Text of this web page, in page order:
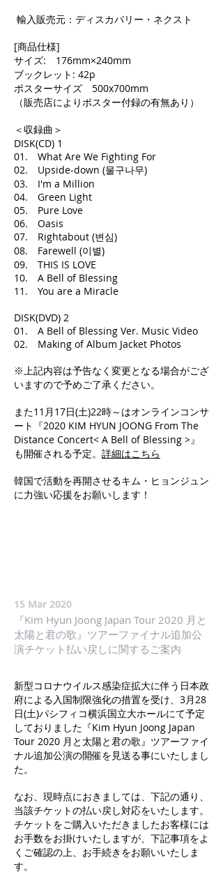
輸入販売元：ディスカバリー・ネクスト
[商品仕様]
サイズ: 176mm×240mm
ブックレット: 42p
ポスターサイズ 500x700mm
（販売店によりポスター付録の有無あり）
＜収録曲＞
DISK(CD) 1
01. What Are We Fighting For
02. Upside-down (물구나무)
03. I'm a Million
04. Green Light
05. Pure Love
06. Oasis
07. Rightabout (변심)
08. Farewell (이별)
09. THIS IS LOVE
10. A Bell of Blessing
11. You are a Miracle
DISK(DVD) 2
01. A Bell of Blessing Ver. Music Video
02. Making of Album Jacket Photos
※上記内容は予告なく変更となる場合がござ
いますので予めご了承ください。
また11月17日(土)22時～はオンラインコンサ
ート『2020 KIM HYUN JOONG From The
Distance Concert< A Bell of Blessing >』
も開催される予定。 詳細はこちら
韓国で活動を再開させるキム・ヒョンジュン
に力強い応援をお願いします！
15 Mar 2020
『Kim Hyun Joong Japan Tour 2020 月と
太陽と君の歌』ツアーファイナル追加公
演チケット払い戻しに関するご案内
新型コロナウイルス感染症拡大に伴う日本政
府による入国制限強化の措置を受け、3月28
日(土)パシフィコ横浜国立大ホールにて予定
しておりました『Kim Hyun Joong Japan
Tour 2020 月と太陽と君の歌』ツアーファイ
ナル追加公演の開催を見送る事にいたしまし
た。
なお、現時点におきましては、下記の通り、
当該チケットの払い戻し対応をいたします。
チケットをご購入いただきましたお客様には
お手数をお掛けいたしますが、下記事項をよ
くご確認の上、お手続きをお願いいたしま
す。